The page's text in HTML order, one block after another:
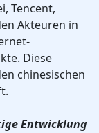
Tencent,
Akteuren in
Diese
chinesischen
Entwicklung